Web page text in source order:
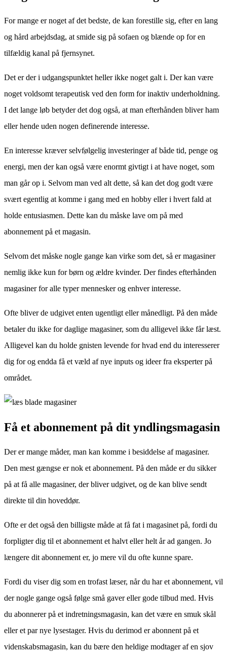
For mange er noget af det bedste, de kan forestille sig, efter en lang
og hård arbejdsdag, at smide sig på sofaen og blænde op for en
tilfældig kanal på fjernsynet.
Det er der i udgangspunktet heller ikke noget galt i. Der kan være
noget voldsomt terapeutisk ved den form for inaktiv underholdning.
I det lange løb betyder det dog også, at man efterhånden bliver ham
eller hende uden nogen definerende interesse.
En interesse kræver selvfølgelig investeringer af både tid, penge og
energi, men der kan også være enormt givtigt i at have noget, som
man går op i. Selvom man ved alt dette, så kan det dog godt være
svært egentlig at komme i gang med en hobby eller i hvert fald at
holde entusiasmen. Dette kan du måske lave om på med
abonnement på et magasin.
Selvom det måske nogle gange kan virke som det, så er magasiner
nemlig ikke kun for børn og ældre kvinder. Der findes efterhånden
magasiner for alle typer mennesker og enhver interesse.
Ofte bliver de udgivet enten ugentligt eller månedligt. På den måde
betaler du ikke for daglige magasiner, som du alligevel ikke får læst.
Alligevel kan du holde gnisten levende for hvad end du interesserer
dig for og endda få et væld af nye inputs og ideer fra eksperter på
området.
Få et abonnement på dit yndlingsmagasin
Der er mange måder, man kan komme i besiddelse af magasiner.
Den mest gængse er nok et abonnement. På den måde er du sikker
på at få alle magasiner, der bliver udgivet, og de kan blive sendt
direkte til din hoveddør.
Ofte er det også den billigste måde at få fat i magasinet på, fordi du
forpligter dig til et abonnement et halvt eller helt år ad gangen. Jo
længere dit abonnement er, jo mere vil du ofte kunne spare.
Fordi du viser dig som en trofast læser, når du har et abonnement, vil
der nogle gange også følge små gaver eller gode tilbud med. Hvis
du abonnerer på et indretningsmagasin, kan det være en smuk skål
eller et par nye lysestager. Hvis du derimod er abonnent på et
videnskabsmagasin, kan du bære den heldige modtager af en sjov